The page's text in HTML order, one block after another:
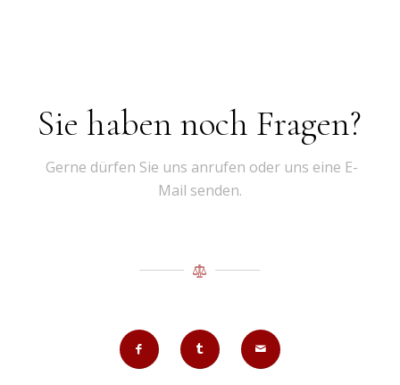
Sie haben noch Fragen?
Gerne dürfen Sie uns anrufen oder uns eine E-
Mail senden.